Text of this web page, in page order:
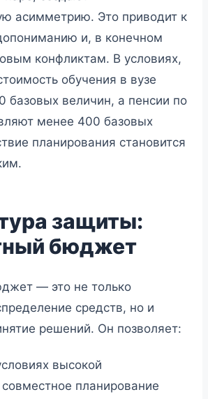
асимметрию. Это приводит к
и, в конечном
конфликтам. В условиях,
обучения в вузе
базовых величин, а пенсии по
менее 400 базовых
планирования становится
защиты:
бюджет
— это не только
средств, но и
решений. Он позволяет:
высокой
планирование